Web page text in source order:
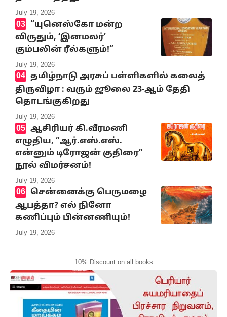
July 19, 2026
“யுனெஸ்கோ மன்ற
விருதும், ‘இனமலர்’
கும்பலின் ரீல்களும்!”
July 19, 2026
தமிழ்நாடு அரசுப் பள்ளிகளில் கலைத்
திருவிழா : வரும் ஜூலை 23-ஆம் தேதி
தொடங்குகிறது
July 19, 2026
ஆசிரியர் கி.வீரமணி
எழுதிய, “ஆர்.எஸ்.எஸ்.
என்னும் டிரோஜன் குதிரை”
நூல் விமர்சனம்!
July 19, 2026
சென்னைக்கு பெருமழை
ஆபத்தா? எல் நினோ
கணிப்பும் பின்னணியும்!
July 19, 2026
10% Discount on all books